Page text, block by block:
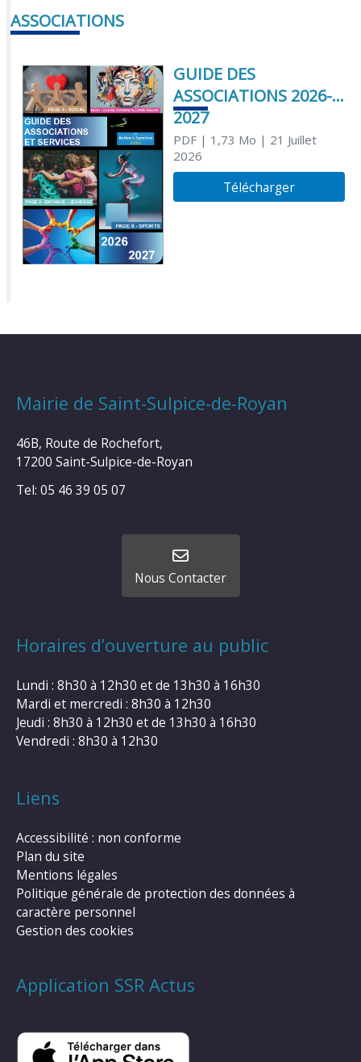
ASSOCIATIONS
GUIDE DES
ASSOCIATIONS 2026-
2027
PDF| 1,73 Mo | 21 Juillet
2026
Télécharger
Mairie de Saint-Sulpice-de-Royan
46B, Route de Rochefort,
17200 Saint-Sulpice-de-Royan
Tel: 05 46 39 05 07
Nous Contacter
Horaires d’ouverture au public
Lundi : 8h30 à 12h30 et de 13h30 à 16h30
Mardi et mercredi : 8h30 à 12h30
Jeudi : 8h30 à 12h30 et de 13h30 à 16h30
Vendredi : 8h30 à 12h30
Liens
Accessibilité : non conforme
Plan du site
Mentions légales
Politique générale de protection des données à
caractère personnel
Gestion des cookies
Application SSR Actus